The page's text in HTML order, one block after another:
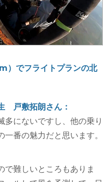
）でフライトプランの北
戸敷拓朗さん：
多にないですし、他の乗り
番の魅力だと思います。
で難しいところもありま